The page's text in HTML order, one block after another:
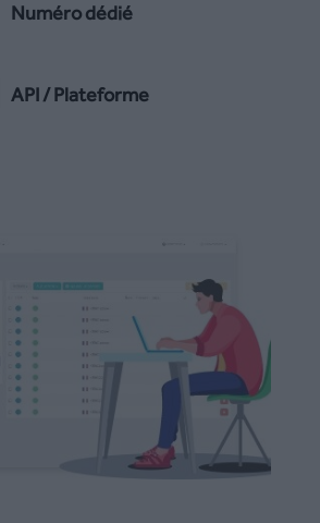
Numéro dédié
API / Plateforme